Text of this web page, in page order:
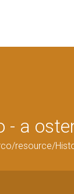
- a
resource/